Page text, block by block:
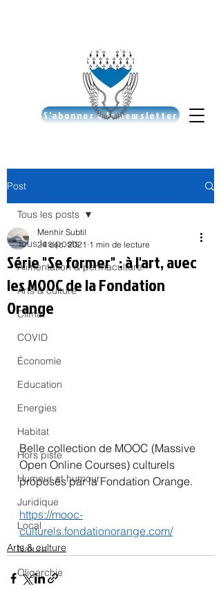
S'abonner à la newsletter
Post
Tous les posts
Alimentation & permaculture
Arts & culture
Climat
COVID
Économie
Education
Energies
Habitat
Hors piste
Humeur et humour
Juridique
Local
Nature
Oligarchie
Tous les posts
Série "Se former" : à l'art, avec
les MOOC de la Fondation
Orange
Menhir Subtil
24 déc. 2021 1 min de lecture
Belle collection de MOOC (Massive
Open Online Courses) culturels
proposés par la Fondation Orange.
https://mooc-
culturels.fondationorange.com/
Arts & culture